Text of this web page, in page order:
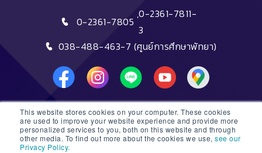
This website stores cookies on your computer. These cookies
are used to improve your website experience and provide more
personalized services to you, both on this website and through
other media. To find out more about the cookies we use, see our
Privacy Policy.
0-2361-7805
,0-2361-7811-
3
038-488-463-7 (ศูนย์การศึกษาพัทยา)
DTC HOTLINE
FAQs